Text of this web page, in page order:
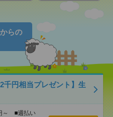
らの
千円相当プレゼント】生
～ ■週払い